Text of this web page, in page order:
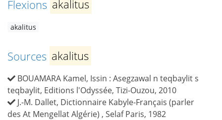
Flexions akalitus
akalitus
Sources akalitus
BOUAMARA Kamel, Issin : Asegzawal n teqbaylit s
teqbaylit, Editions l'Odyssée, Tizi-Ouzou, 2010
J.-M. Dallet, Dictionnaire Kabyle-Français (parler
des At Mengellat Algérie) , Selaf Paris, 1982